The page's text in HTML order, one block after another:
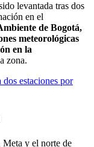
levantada tras dos
en el
de Bogotá,
meteorológicas
en la
zona.
estaciones por
y el norte de